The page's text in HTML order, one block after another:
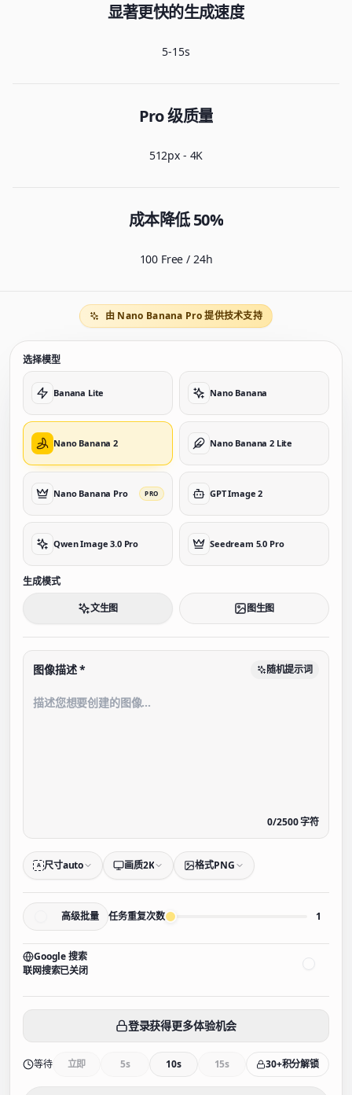
显著更快的生成速度
5-15s
Pro 级质量
512px - 4K
成本降低 50%
100 Free / 24h
由 Nano Banana Pro 提供技术支持
选择模型
Banana Lite Nano Banana
Nano Banana 2 Nano Banana 2 Lite
Nano Banana Pro PRO GPT Image 2
Qwen Image 3.0 Pro Seedream 5.0 Pro
生成模式
文生图
图生图
图像描述 * 随机提示词
0/2500字符
A 尺寸auto 画质2K 格式PNG
高级批量 任务重复次数 1
Google 搜索
联网搜索已关闭
登录获得更多体验机会
等待 立即 5s 10s 15s 30+积分解锁